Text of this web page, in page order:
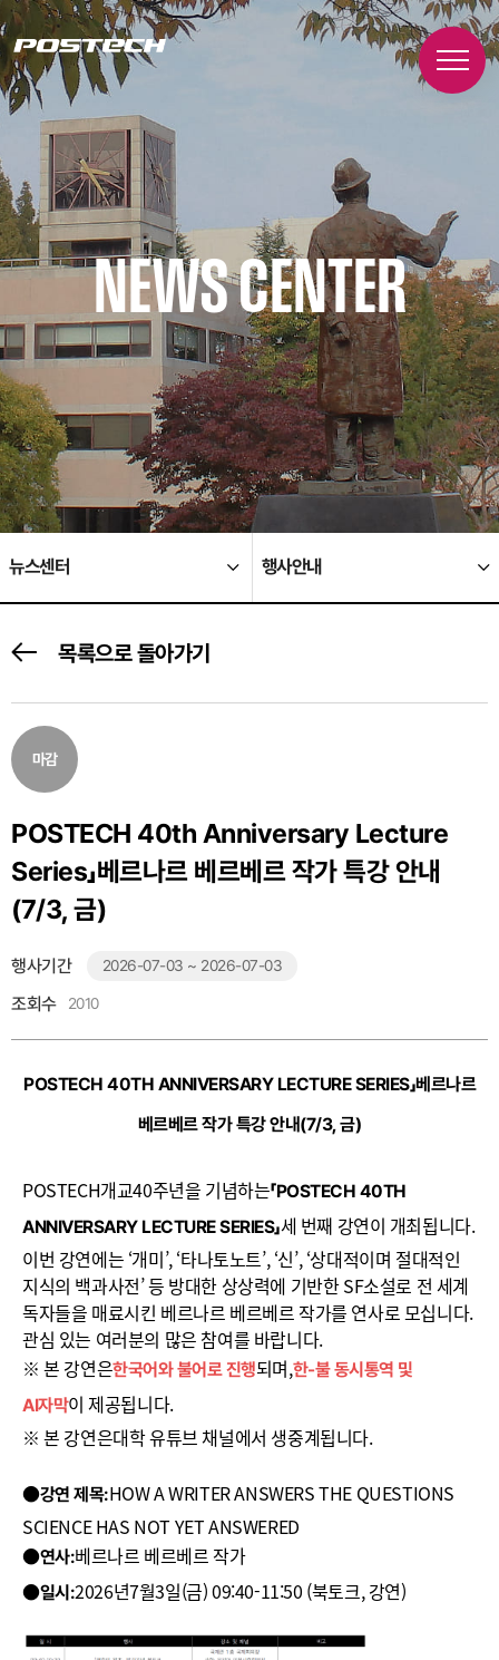
NEWS CENTER
뉴스센터 행사안내
목록으로 돌아가기
POSTECH 40th Anniversary Lecture
Series」베르나르 베르베르 작가 특강 안내
(7/3, 금)
행사기간 2026-07-03 ~ 2026-07-03
조회수 2010
마감
POSTECH 40TH ANNIVERSARY LECTURE SERIES」베르나르
베르베르 작가 특강 안내(7/3, 금)
POSTECH개교40주년을 기념하는「POSTECH 40TH
ANNIVERSARY LECTURE SERIES」세 번째 강연이 개최됩니다.
이번 강연에는 ‘개미’, ‘타나토노트’, ‘신’, ‘상대적이며 절대적인
지식의 백과사전’ 등 방대한 상상력에 기반한 SF소설로 전 세계
독자들을 매료시킨 베르나르 베르베르 작가를 연사로 모십니다.
관심 있는 여러분의 많은 참여를 바랍니다.
※ 본 강연은한국어와 불어로 진행되며,한-불 동시통역 및
AI자막이 제공됩니다.
※ 본 강연은대학 유튜브 채널에서 생중계됩니다.
●강연 제목:HOW A WRITER ANSWERS THE QUESTIONS
SCIENCE HAS NOT YET ANSWERED
●연사:베르나르 베르베르 작가
●일시:2026년7월3일(금) 09:40-11:50 (북토크, 강연)